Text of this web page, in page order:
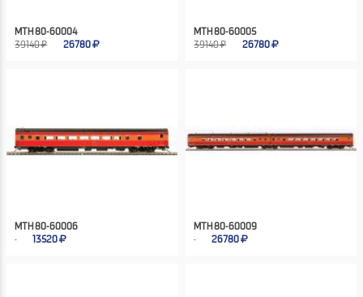
MTH 80-60004
39140 ₽
26780
MTH 80-60005
39140 ₽
26780
MTH 80-60006
13520
MTH 80-60009
26780